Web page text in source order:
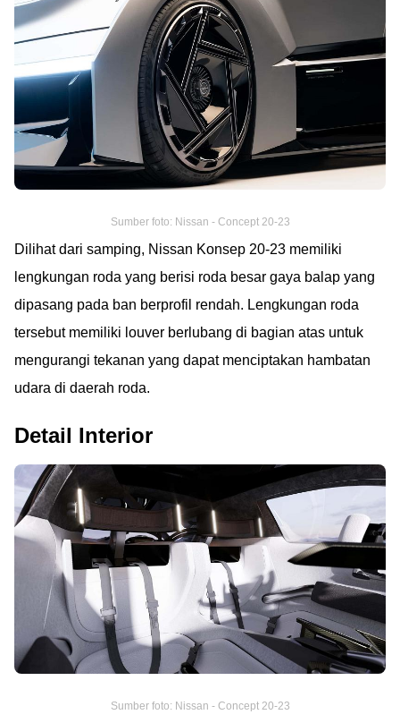
Sumber foto: Nissan - Concept 20-23
Dilihat dari samping, Nissan Konsep 20-23 memiliki
lengkungan roda yang berisi roda besar gaya balap yang
dipasang pada ban berprofil rendah. Lengkungan roda
tersebut memiliki louver berlubang di bagian atas untuk
mengurangi tekanan yang dapat menciptakan hambatan
udara di daerah roda.
Detail Interior
Sumber foto: Nissan - Concept 20-23